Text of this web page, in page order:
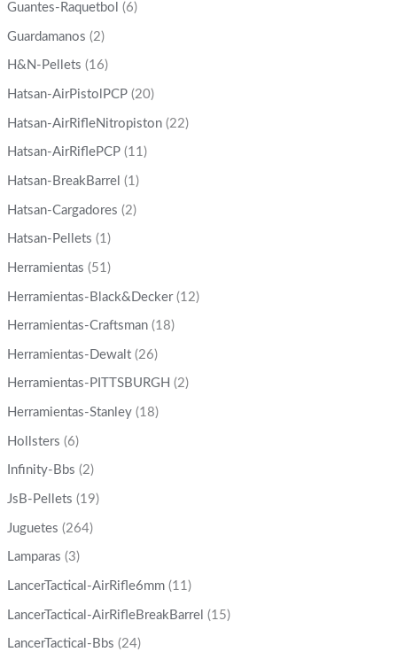
Guantes-Raquetbol (6)
Guardamanos (2)
H&N-Pellets (16)
Hatsan-AirPistolPCP (20)
Hatsan-AirRifleNitropiston (22)
Hatsan-AirRiflePCP (11)
Hatsan-BreakBarrel (1)
Hatsan-Cargadores (2)
Hatsan-Pellets (1)
Herramientas (51)
Herramientas-Black&Decker (12)
Herramientas-Craftsman (18)
Herramientas-Dewalt (26)
Herramientas-PITTSBURGH (2)
Herramientas-Stanley (18)
Hollsters (6)
Infinity-Bbs (2)
JsB-Pellets (19)
Juguetes (264)
Lamparas (3)
LancerTactical-AirRifle6mm (11)
LancerTactical-AirRifleBreakBarrel (15)
LancerTactical-Bbs (24)